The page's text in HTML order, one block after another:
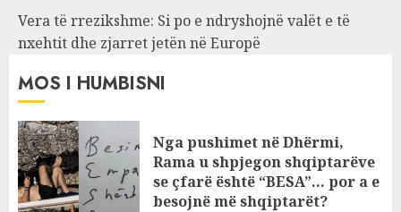
Vera të rrezikshme: Si po e ndryshojnë valët e të
nxehtit dhe zjarret jetën në Europë
MOS I HUMBISNI
Nga pushimet në Dhërmi,
Rama u shpjegon shqiptarëve
se çfarë është “BESA”… por a e
besojnë më shqiptarët?